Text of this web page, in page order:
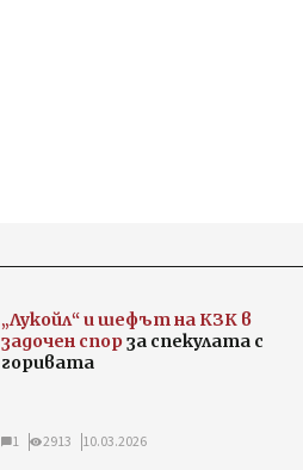
„Лукойл“ и шефът на КЗК в
задочен спорза спекулата с
горивата
1 2913 10.03.2026